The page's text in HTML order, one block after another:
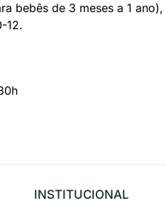
bebês de 3 meses a 1 ano),
12.
INSTITUCIONAL